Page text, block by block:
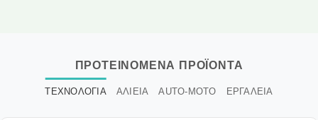
ΠΡΟΤΕΙΝΟΜΕΝΑ ΠΡΟΪΟΝΤΑ
ΤΕΧΝΟΛΟΓΙΑ ΑΛΙΕΙΑ AUTO-MOTO ΕΡΓΑΛΕΙΑ